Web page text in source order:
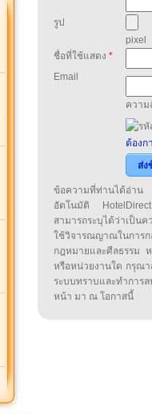
รูป
pixel
ชื่อที่ใช้แสดง *
Email
ความ
ต้องก
ส่ง
ข้อความที่ท่านได้อ่าน
อัตโนมัติ
สามารถระบุได้ว่าเป็น
ใช้วิจารณญาณในกา
กฎหมายและศีลธรรม
หรือหน่วยงานใด กรุณา
ระบบทราบและทำกา
หน้า มา ณ โอกาสนี้